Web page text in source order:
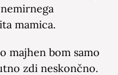
mamica.
majhen bom samo
zdi neskončno.